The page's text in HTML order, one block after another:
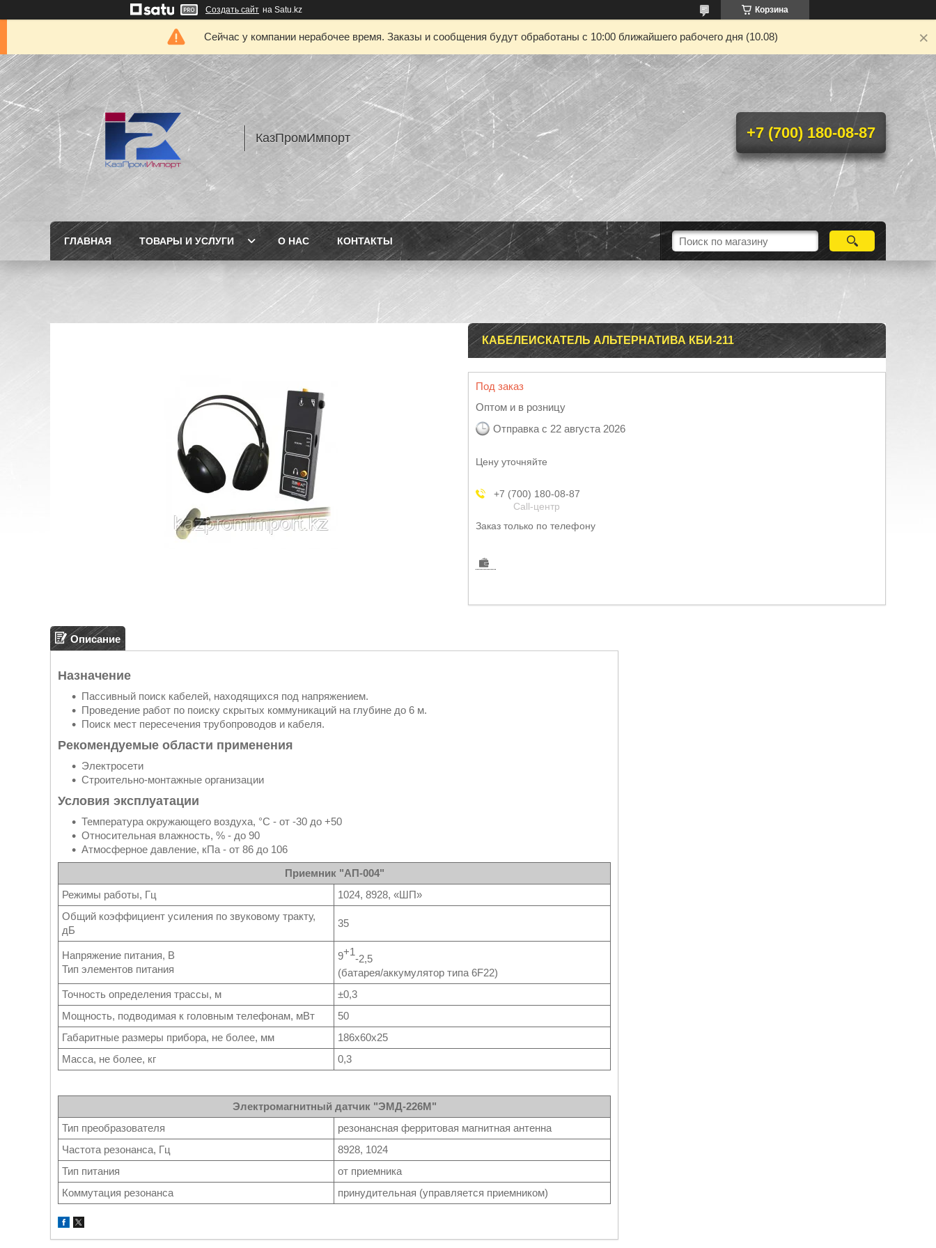
Создать сайт на Satu.kz Корзина
Сейчас у компании нерабочее время. Заказы и сообщения будут обработаны с 10:00 ближайшего рабочего дня (10.08)
КазПромИмпорт +7 (700) 180-08-87
ГЛАВНАЯ ТОВАРЫ И УСЛУГИ О НАС КОНТАКТЫ
КАБЕЛЕИСКАТЕЛЬ АЛЬТЕРНАТИВА КБИ-211
Под заказ
Оптом и в розницу
Отправка с 22 августа 2026
Цену уточняйте
+7 (700) 180-08-87
Call-центр
Заказ только по телефону
Описание
Назначение
Пассивный поиск кабелей, находящихся под напряжением.
Проведение работ по поиску скрытых коммуникаций на глубине до 6 м.
Поиск мест пересечения трубопроводов и кабеля.
Рекомендуемые области применения
Электросети
Строительно-монтажные организации
Условия эксплуатации
Температура окружающего воздуха, °С - от -30 до +50
Относительная влажность, % - до 90
Атмосферное давление, кПа - от 86 до 106
Приемник "АП-004"
Режимы работы, Гц
1024, 8928, «ШП»
Общий коэффициент усиления по звуковому тракту,
дБ
35
Напряжение питания, В
Тип элементов питания
9+1
-2,5
(батарея/аккумулятор типа 6F22)
Точность определения трассы, м
±0,3
Мощность, подводимая к головным телефонам, мВт
50
Габаритные размеры прибора, не более, мм
186х60х25
Масса, не более, кг
0,3
Электромагнитный датчик "ЭМД-226М"
Тип преобразователя
резонансная ферритовая магнитная антенна
Частота резонанса, Гц
8928, 1024
Тип питания
от приемника
Коммутация резонанса
принудительная (управляется приемником)